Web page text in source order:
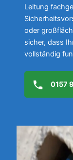
Leitung
oder
sicher, dass
vollständig
0157